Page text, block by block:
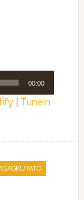
00:00
| TuneIn
,